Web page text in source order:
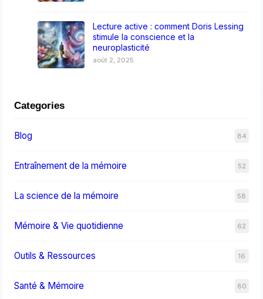
Lecture active : comment Doris Lessing
stimule la conscience et la
neuroplasticité
août 2, 2025
Categories
Blog 84
Entraînement de la mémoire 52
La science de la mémoire 58
Mémoire & Vie quotidienne 62
Outils & Ressources 16
Santé & Mémoire 80